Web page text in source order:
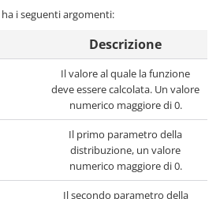
ha i seguenti argomenti:
Descrizione
Il valore al quale la funzione
deve essere calcolata. Un valore
numerico maggiore di 0.
Il primo parametro della
distribuzione, un valore
numerico maggiore di 0.
Il secondo parametro della